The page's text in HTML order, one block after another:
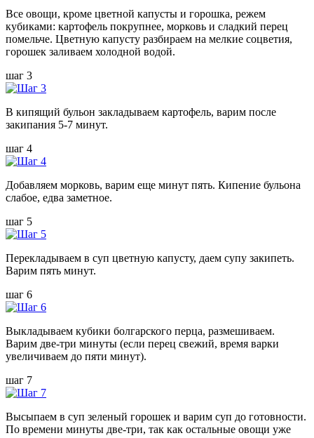
Все овощи, кроме цветной капусты и горошка, режем
кубиками: картофель покрупнее, морковь и сладкий перец
помельче. Цветную капусту разбираем на мелкие соцветия,
горошек заливаем холодной водой.
шаг 3
В кипящий бульон закладываем картофель, варим после
закипания 5-7 минут.
шаг 4
Добавляем морковь, варим еще минут пять. Кипение бульона
слабое, едва заметное.
шаг 5
Перекладываем в суп цветную капусту, даем супу закипеть.
Варим пять минут.
шаг 6
Выкладываем кубики болгарского перца, размешиваем.
Варим две-три минуты (если перец свежий, время варки
увеличиваем до пяти минут).
шаг 7
Высыпаем в суп зеленый горошек и варим суп до готовности.
По времени минуты две-три, так как остальные овощи уже